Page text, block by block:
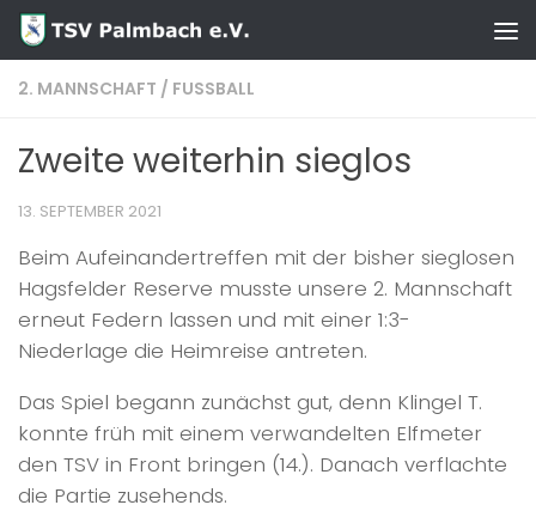
Zum Inhalt springen
2. MANNSCHAFT / FUSSBALL
Zweite weiterhin sieglos
13. SEPTEMBER 2021
Beim Aufeinandertreffen mit der bisher sieglosen
Hagsfelder Reserve musste unsere 2. Mannschaft
erneut Federn lassen und mit einer 1:3-
Niederlage die Heimreise antreten.
Das Spiel begann zunächst gut, denn Klingel T.
konnte früh mit einem verwandelten Elfmeter
den TSV in Front bringen (14.). Danach verflachte
die Partie zusehends.